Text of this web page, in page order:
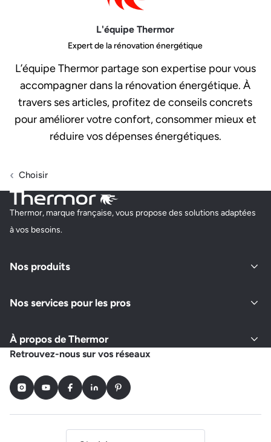
L'équipe Thermor
Expert de la rénovation énergétique
L’équipe Thermor partage son expertise pour vous
accompagner dans la rénovation énergétique. À
travers ses articles, profitez de conseils concrets
pour améliorer votre confort, consommer mieux et
réduire vos dépenses énergétiques.
Choisir
Thermor, marque française, vous propose des solutions adaptées
à vos besoins.
Nos produits
Nos services pour les pros
À propos de Thermor
Retrouvez-nous sur vos réseaux
InstagramYoutubeFacebookLinkedInPinterest